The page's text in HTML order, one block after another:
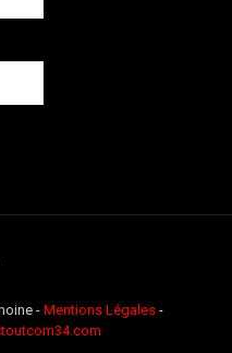
- Mentions Légales -